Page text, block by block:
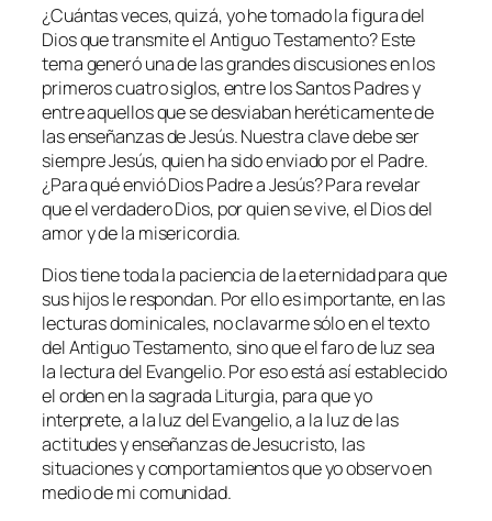
¿Cuántas veces, quizá, yo he tomado la figura del
Dios que transmite el Antiguo Testamento? Este
tema generó una de las grandes discusiones en los
primeros cuatro siglos, entre los Santos Padres y
entre aquellos que se desviaban heréticamente de
las enseñanzas de Jesús. Nuestra clave debe ser
siempre Jesús, quien ha sido enviado por el Padre.
¿Para qué envió Dios Padre a Jesús? Para revelar
que el verdadero Dios, por quien se vive, el Dios del
amor y de la misericordia.
Dios tiene toda la paciencia de la eternidad para que
sus hijos le respondan. Por ello es importante, en las
lecturas dominicales, no clavarme sólo en el texto
del Antiguo Testamento, sino que el faro de luz sea
la lectura del Evangelio. Por eso está así establecido
el orden en la sagrada Liturgia, para que yo
interprete, a la luz del Evangelio, a la luz de las
actitudes y enseñanzas de Jesucristo, las
situaciones y comportamientos que yo observo en
medio de mi comunidad.